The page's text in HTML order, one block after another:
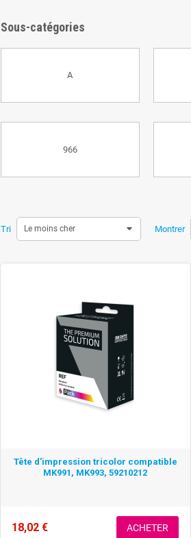
Sous-catégories
A
966
Tri Le moins cher Montrer
Tête d'impression tricolor compatible
MK991, MK993, 59210212
18,02 € ACHETER